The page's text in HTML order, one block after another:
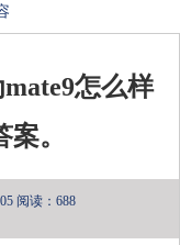
怎么样
。
阅读：688